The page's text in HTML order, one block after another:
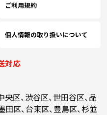
ご利用規約
個人情報の取り扱いについて
対応
央区、渋谷区、世田谷区、品
田区、台東区、豊島区、杉並